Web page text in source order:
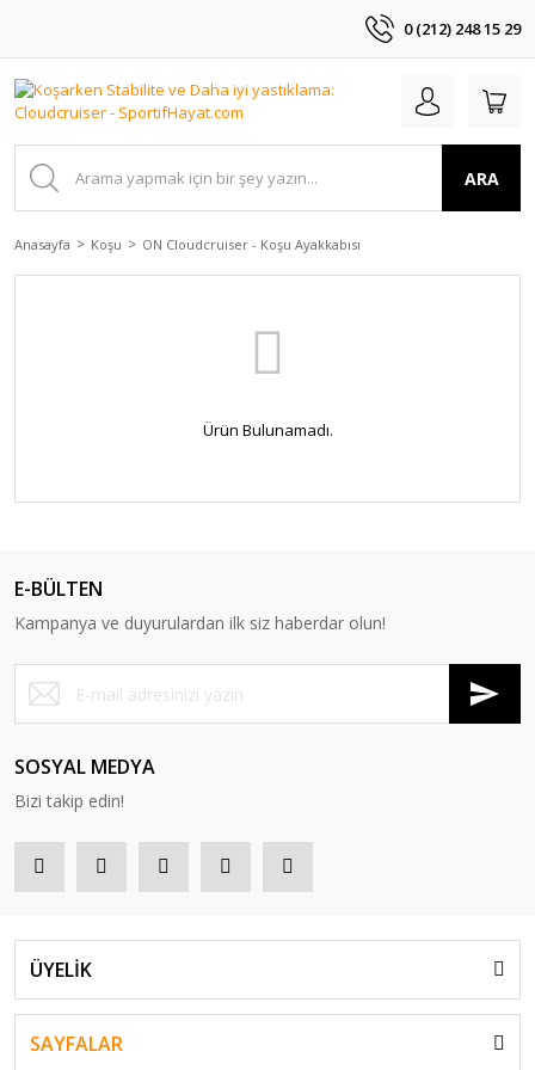
0 (212) 248 15 29
ARA
Anasayfa Koşu ON Cloudcruiser - Koşu Ayakkabısı
Ürün Bulunamadı.
E-BÜLTEN
Kampanya ve duyurulardan ilk siz haberdar olun!
SOSYAL MEDYA
Bizi takip edin!
ÜYELİK
SAYFALAR